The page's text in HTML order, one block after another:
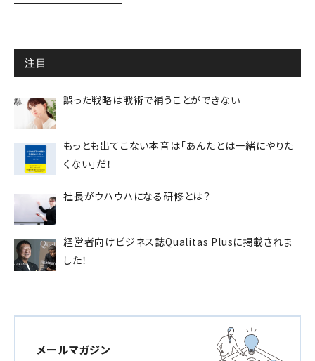
注目
誤った戦略は戦術で補うことができない
もっとも出てこない本音は「あんたとは一緒にやりた
くない」だ！
社長がウハウハになる研修とは？
経営者向けビジネス誌Qualitas Plusに掲載されま
した！
メールマガジン